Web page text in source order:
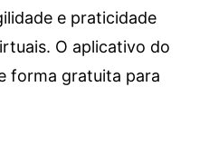
e praticidade
O aplicativo do
forma gratuita para